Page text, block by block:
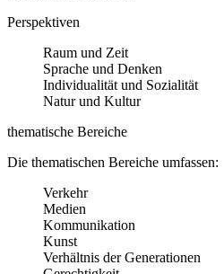
Perspektiven
Raum und Zeit
Sprache und Denken
Individualität und Sozialität
Natur und Kultur
thematische Bereiche
Die thematischen Bereiche umfassen:
Verkehr
Medien
Kommunikation
Kunst
Verhältnis der Generationen